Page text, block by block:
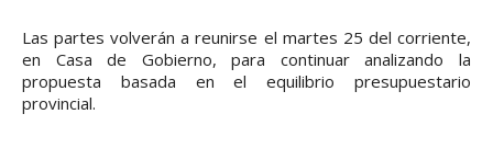
Las partes volverán a reunirse el martes 25 del corriente,
en Casa de Gobierno, para continuar analizando la
propuesta basada en el equilibrio presupuestario
provincial.